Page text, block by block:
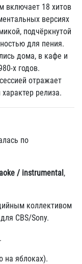
включает 18 хитов
версиях
подчёркнутой
для пения.
дома, в кафе и
х годов.
отражает
релиза.
по
/ instrumental,
коллективом
CBS/Sony.
на яблоках).